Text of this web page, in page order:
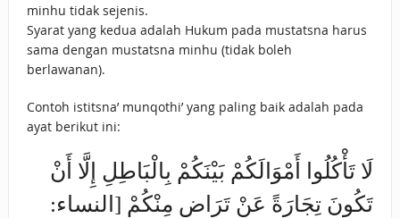
minhu tidak sejenis.
Syarat yang kedua adalah Hukum pada mustatsna harus
sama dengan mustatsna minhu (tidak boleh
berlawanan).
Contoh istitsna’ munqothi’ yang paling baik adalah pada
ayat berikut ini:
لَا تَأْكُلُوا أَمْوَالَكُمْ بَيْنَكُمْ بِالْبَاطِلِ إِلَّا أَنْ
تَكُونَ تِجَارَةً عَنْ تَرَاضٍ مِنْكُمْ [النساء: